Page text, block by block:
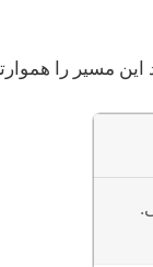
مسیر را